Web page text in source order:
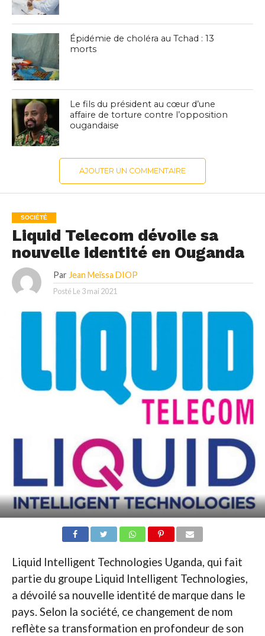
Épidémie de choléra au Tchad : 13
morts
Le fils du président au cœur d’une
affaire de torture contre l’opposition
ougandaise
AJOUTER UN COMMENTAIRE
SOCIÉTÉ
Liquid Telecom dévoile sa
nouvelle identité en Ouganda
Par Jean Meïssa DIOP
Posté Le 3 mai 2021
Liquid Intelligent Technologies Uganda, qui fait
partie du groupe Liquid Intelligent Technologies,
a dévoilé sa nouvelle identité de marque dans le
pays. Selon la société, ce changement de nom
reflète sa transformation en profondeur de son